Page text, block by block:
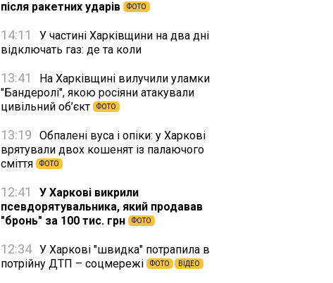
після ракетних ударів
ФОТО
14:11
У частині Харківщини на два дні
відключать газ: де та коли
13:41
На Харківщині вилучили уламки
"Бандеролі", якою росіяни атакували
цивільний об’єкт
ФОТО
13:19
Обпалені вуса і опіки: у Харкові
врятували двох кошенят із палаючого
сміття
ФОТО
12:41
У Харкові викрили
псевдорятувальника, який продавав
"бронь" за 100 тис. грн
ФОТО
12:34 У Харкові "швидка" потрапила в
потрійну ДТП – соцмережі
ФОТО ВІДЕО